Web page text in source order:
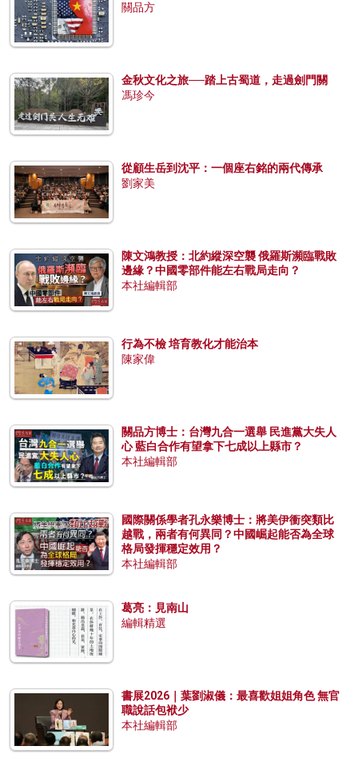
關品方
金秋文化之旅──踏上古蜀道，走過劍門關
馮珍今
從顧生岳到沈平：一個座右銘的兩代傳承
劉家美
陳文鴻教授：北約縱深空襲 俄羅斯瀕臨戰敗
邊緣？中國零部件能左右戰局走向？
本社編輯部
行為不檢 培育教化才能治本
陳家偉
關品方博士：台灣九合一選舉 民進黨大失人
心 藍白合作有望拿下七成以上縣市？
本社編輯部
國際關係學者孔永樂博士：將美伊衝突類比
越戰，兩者有何異同？中國崛起能否為全球
格局發揮穩定效用？
本社編輯部
葛亮：見南山
編輯精選
書展2026｜葉劉淑儀：最喜歡姐姐角色 無官
職說話包袱少
本社編輯部